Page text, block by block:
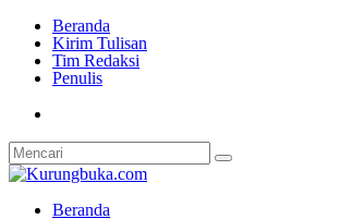
Beranda
Kirim Tulisan
Tim Redaksi
Penulis
Beranda